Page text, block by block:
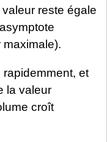
reste égale
rapidemment, et
la valeur
croît